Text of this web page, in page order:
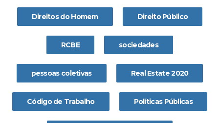
Direitos do Homem Direito Público
RCBE sociedades
pessoas coletivas Real Estate 2020
Código de Trabalho Políticas Públicas